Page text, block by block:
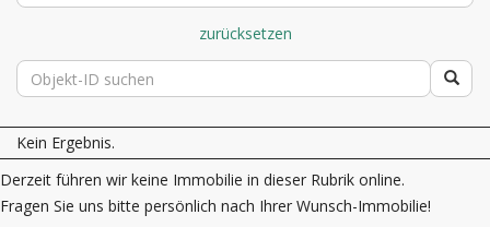
zurücksetzen
Kein Ergebnis.
Derzeit führen wir keine Immobilie in dieser Rubrik online.
Fragen Sie uns bitte persönlich nach Ihrer Wunsch-Immobilie!